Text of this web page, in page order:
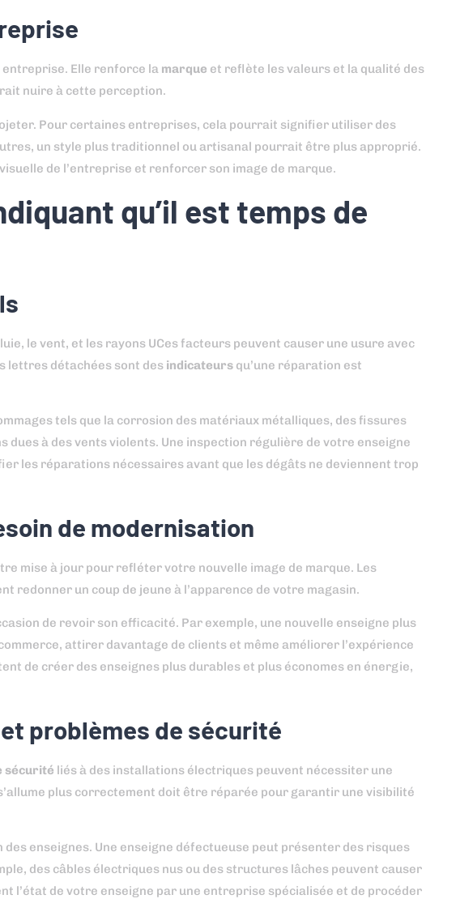
entreprise. Elle renforce la marque et reflète les valeurs et la qualité des
nuire à cette perception.
Pour certaines entreprises, cela pourrait signifier utiliser des
un style plus traditionnel ou artisanal pourrait être plus approprié.
de l’entreprise et renforcer son image de marque.
qu’il est temps de
le vent, et les rayons UCes facteurs peuvent causer une usure avec
lettres détachées sont des indicateurs qu’une réparation est
tels que la corrosion des matériaux métalliques, des fissures
à des vents violents. Une inspection régulière de votre enseigne
les réparations nécessaires avant que les dégâts ne deviennent trop
de modernisation
mise à jour pour refléter votre nouvelle image de marque. Les
redonner un coup de jeune à l’apparence de votre magasin.
de revoir son efficacité. Par exemple, une nouvelle enseigne plus
attirer davantage de clients et même améliorer l’expérience
de créer des enseignes plus durables et plus économes en énergie,
problèmes de sécurité
sécurité liés à des installations électriques peuvent nécessiter une
plus correctement doit être réparée pour garantir une visibilité
enseignes. Une enseigne défectueuse peut présenter des risques
des câbles électriques nus ou des structures lâches peuvent causer
l’état de votre enseigne par une entreprise spécialisée et de procéder